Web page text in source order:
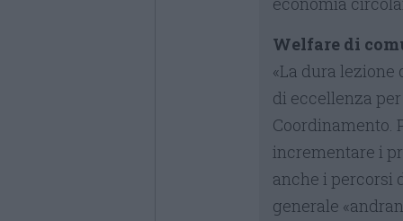
Welfare di
«La dura lezione
di eccellenza
Coordinamento.
incrementare i
anche i percorsi
generale